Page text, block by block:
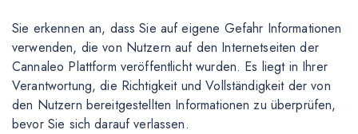
Sie erkennen an, dass Sie auf eigene Gefahr Informationen
verwenden, die von Nutzern auf den Internetseiten der
Cannaleo Plattform veröffentlicht wurden. Es liegt in Ihrer
Verantwortung, die Richtigkeit und Vollständigkeit der von
den Nutzern bereitgestellten Informationen zu überprüfen,
bevor Sie sich darauf verlassen.